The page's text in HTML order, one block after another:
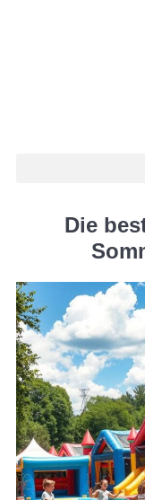
Die